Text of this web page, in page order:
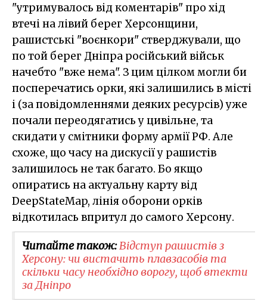
"утримувалось від коментарів" про хід
втечі на лівий берег Херсонщини,
рашистські "воєнкори" стверджували, що
по той берег Дніпра російський військ
начебто "вже нема". З цим цілком могли би
посперечатись орки, які залишились в місті
і (за повідомленнями деяких ресурсів) уже
почали переодягатись у цивільне, та
скидати у смітники форму армії РФ. Але
схоже, що часу на дискусії у рашистів
залишилось не так багато. Бо якщо
опиратись на актуальну карту від
DeepStateMap, лінія оборони орків
відкотилась впритул до самого Херсону.
Читайте також:Відступ рашистів з
Херсону: чи вистачить плавзасобів та
скільки часу необхідно ворогу, щоб втекти
за Дніпро